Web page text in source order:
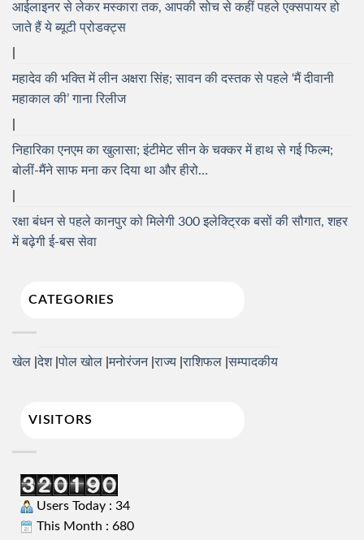
आईलाइनर से लेकर मस्कारा तक, आपकी सोच से कहीं पहले एक्सपायर हो
जाते हैं ये ब्यूटी प्रोडक्ट्स
महादेव की भक्ति में लीन अक्षरा सिंह; सावन की दस्तक से पहले ‘मैं दीवानी
महाकाल की’ गाना रिलीज
निहारिका एनएम का खुलासा; इंटीमेट सीन के चक्कर में हाथ से गई फिल्म;
बोलीं-मैंने साफ मना कर दिया था और हीरो…
रक्षा बंधन से पहले कानपुर को मिलेगी 300 इलेक्ट्रिक बसों की सौगात, शहर
में बढ़ेगी ई-बस सेवा
CATEGORIES
खेल देश पोल खोल मनोरंजन राज्य राशिफल सम्पादकीय
VISITORS
Users Today : 34
This Month : 680